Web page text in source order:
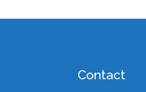
Contact